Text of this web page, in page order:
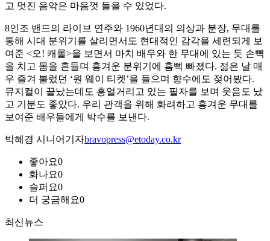
고 멋진 음악은 마음껏 들을 수 있었다.
8인조 밴드의 라이브 연주와 1960년대의 의상과 분장, 무대를
통해 시대 분위기를 살리면서도 현대적인 감각을 세련되게 보
여준 <오! 캐롤>을 보면서 마치 배우와 한 무대에 있는 듯 손뼉
을 치고 몸을 흔들며 흥겨운 분위기에 흠뻑 빠졌다. 젊은 날 매
우 즐겨 불렀던 ‘원 웨이 티켓’을 들으며 향수에도 젖어봤다.
뮤지컬이 끝났는데도 흥얼거리고 있는 필자를 보며 웃음도 났
고 기분도 좋았다. 우리 관객을 위해 화려하고 흥겨운 무대를
보여준 배우들에게 박수를 보낸다.
박혜경 시니어기자bravopress@etoday.co.kr
좋아요0
화나요0
슬퍼요0
더 궁금해요0
최신뉴스